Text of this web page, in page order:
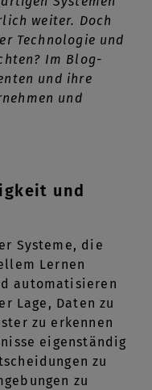
weiter. Doch
Technologie und
Im Blog-
und ihre
und
und
Systeme, die
Lernen
automatisieren
Lage, Daten zu
zu erkennen
eigenständig
zu
zu